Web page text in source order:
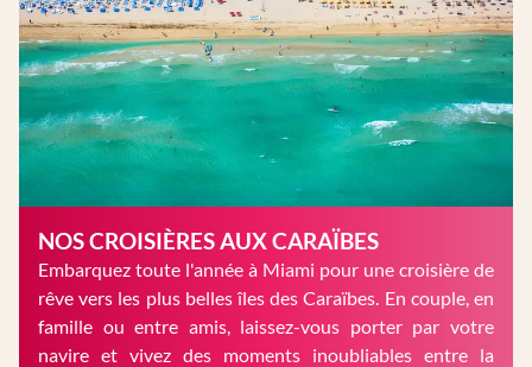
NOS CROISIÈRES AUX CARAÏBES
Embarquez toute l'année à Miami pour une croisière de
rêve vers les plus belles îles des Caraïbes. En couple, en
famille ou entre amis, laissez-vous porter par votre
navire et vivez des moments inoubliables entre la